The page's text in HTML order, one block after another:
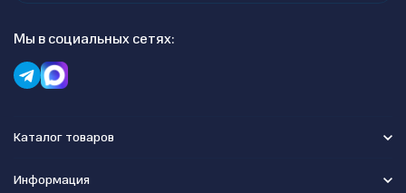
Мы в социальных сетях:
Каталог товаров
Информация